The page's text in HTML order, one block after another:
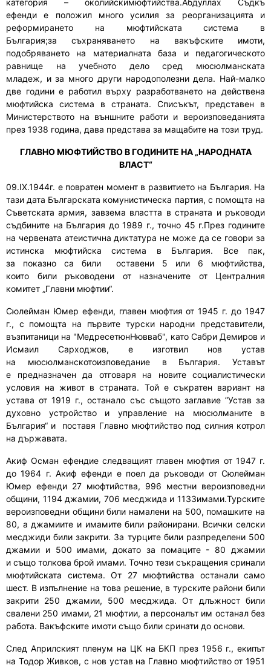
ефенди е положил много усилия за реорганизацията и
реформирането на мюфтийската система в
България;засъхраняването на вакъфските имоти,
подобряването на материалната база и педагогическото
равнище на учебното дело сред мюсюлманската
младеж, иза много други народополезни дела. Най-малко
две годиние работилвърху разработванетона действена
мюфтийска система в страната. Списъкът, представен в
Министерството на външните работи и вероизповеданията
през 1938 година, дава представа за мащабите на този труд.
ГЛАВНО МЮФТИЙСТВО В ГОДИНИТЕ НА „НАРОДНАТА
ВЛАСТ“
09.IX.1944г. е повратен момент в развитието на България. На
тази дата Българската комунистическа партия, с помощта на
Съветската армия, завзема властта в страната и ръководи
съдбините на България до 1989 г., точно 45 г.През годините
на червената атеистична диктатура не може да се говори за
истинска мюфтийска система в България. Все пак,
за показно са били оставени 5 или 6 мюфтийства,
които билиръководени от назначените от Централния
комитет „Главни мюфтии“.
Сюлейман Юмер ефенди, главен мюфтия от 1945 г. до1947
г., с помощта на първите турски народни представители,
възпитаници на "МедресетюнНювваб", като Сабри Демиров и
Исмаил Сарходжов, е изготвил нов устав
на мюсюлманскотоизповедание в България. Уставът
е предназначен да отговаря на новите социалистически
условия на живот в страната. Той е съкратен вариант на
устава от 1919 г.,останало със същото заглавие ”Устав за
духовно устройство и управление на мюсюлманите в
България“ и поставя Главно мюфтийство под силния котрол
на държавата.
Акиф Осман ефендие следващият главен мюфтия от 1947 г.
до 1964 г. Акиф ефенди е поел да ръководи от Сюлейман
Юмер ефенди 27 мюфтийства, 996 местни вероизповедни
общини, 1194 джамии, 706 месджида и 1133имами.Турските
вероизповедни общини били намалени на 500, помашките на
80, а джамиите и имамите били районирани. Всички селски
месджиди били закрити. За турцитебили разпределени500
джамии и 500 имами, докато за помаците-80 джамии
и също толкова брой имами. Точно тези съкращения сринали
мюфтийската система. От 27 мюфтийства останали само
шест. В изпълнение на това решение, в турските райони били
закрити 250 джамии, 500 месджида. От длъжност били
свалени 250 имами, 21 мюфтии, а персоналът им останалбез
работа. Вакъфските имоти също били сринати до основи.
След Априлскиятпленум на ЦК на БКП през 1956 г., екипът
на Тодор Живков, с нов устав на Главно мюфтийство от 1951